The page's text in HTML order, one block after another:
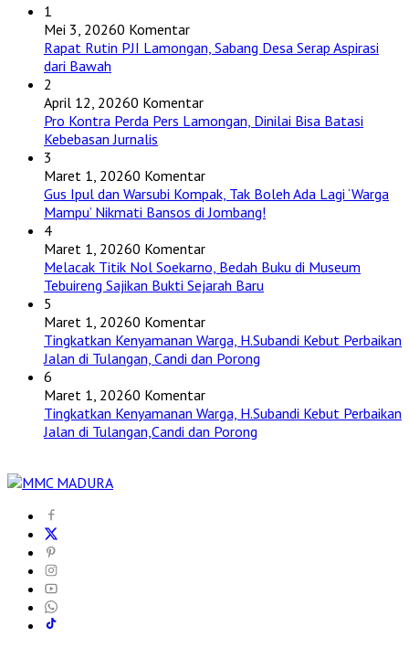
1
Mei 3, 20260 Komentar
Rapat Rutin PJI Lamongan, Sabang Desa Serap Aspirasi
dari Bawah
2
April 12, 20260 Komentar
Pro Kontra Perda Pers Lamongan, Dinilai Bisa Batasi
Kebebasan Jurnalis
3
Maret 1, 20260 Komentar
Gus Ipul dan Warsubi Kompak, Tak Boleh Ada Lagi ‘Warga
Mampu’ Nikmati Bansos di Jombang!
4
Maret 1, 20260 Komentar
Melacak Titik Nol Soekarno, Bedah Buku di Museum
Tebuireng Sajikan Bukti Sejarah Baru
5
Maret 1, 20260 Komentar
Tingkatkan Kenyamanan Warga, H.Subandi Kebut Perbaikan
Jalan di Tulangan, Candi dan Porong
6
Maret 1, 20260 Komentar
Tingkatkan Kenyamanan Warga, H.Subandi Kebut Perbaikan
Jalan di Tulangan,Candi dan Porong